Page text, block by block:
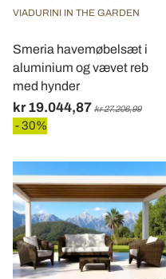
VIADURINI IN THE GARDEN
Smeria havemøbelsæt i
aluminium og vævet reb
med hynder
kr 19.044,87 kr 27.206,99
- 30%